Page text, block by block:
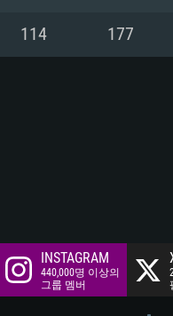
114 177
INSTAGRAM
440,000명 이상의
그룹 멤버